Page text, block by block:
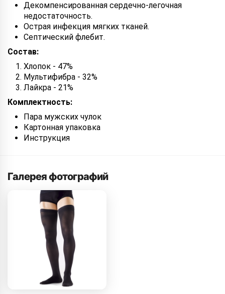
Декомпенсированная сердечно-легочная
недостаточность.
Острая инфекция мягких тканей.
Септический флебит.
Состав:
Хлопок - 47%
Мультифибра - 32%
Лайкра - 21%
Комплектность:
Пара мужских чулок
Картонная упаковка
Инструкция
Галерея фотографий